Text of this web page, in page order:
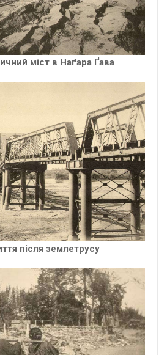
міст в Наґара Ґава
після землетрусу